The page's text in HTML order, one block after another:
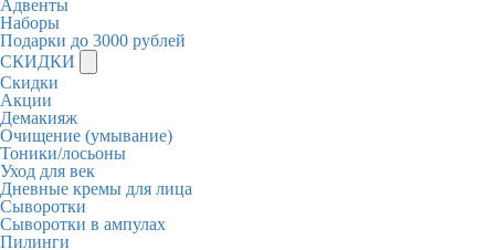
Адвенты
Наборы
Подарки до 3000 рублей
СКИДКИ
Скидки
Акции
Демакияж
Очищение (умывание)
Тоники/лосьоны
Уход для век
Дневные кремы для лица
Сыворотки
Сыворотки в ампулах
Пилинги